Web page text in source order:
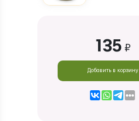
135 ₽
Добавить в корзину